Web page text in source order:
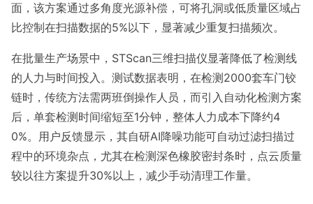
面，该方案通过多角度光源补偿，可将孔洞或低质量区域占
比控制在扫描数据的5%以下，显著减少重复扫描频次。
在批量生产场景中，STScan三维扫描仪显著降低了检测线
的人力与时间投入。测试数据表明，在检测2000套车门铰
链时，传统方法需两班倒操作人员，而引入自动化检测方案
后，单套检测时间缩短至1分钟，整体人力成本下降约4
0%。用户反馈显示，其自研AI降噪功能可自动过滤扫描过
程中的环境杂点，尤其在检测深色橡胶密封条时，点云质量
较以往方案提升30%以上，减少手动清理工作量。